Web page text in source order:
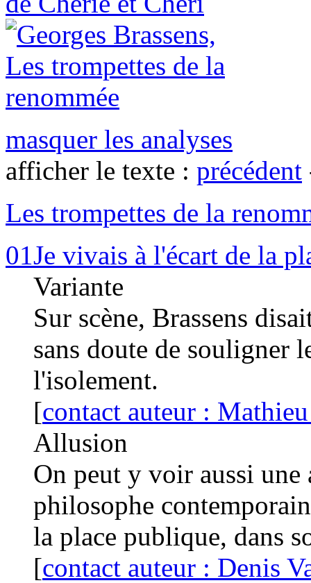
masquer les analyses
afficher le texte : précédent
Les trompettes de la
01Je vivais à l'écart de la
Variante
Sur scène, Brassens
sans doute de souligner
l'isolement.
[contact auteur :
Allusion
On peut y voir aussi
philosophe
la place publique, dans
[contact auteur : Denis